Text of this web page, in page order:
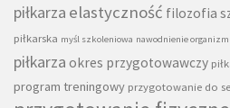
piłkarza elastyczność filozofia
piłkarska myśl szkoleniowa nawodnienie
piłkarza okres przygotowawczy
program treningowy przygotowanie do